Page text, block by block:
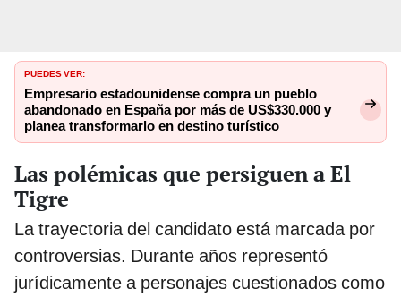
PUEDES VER:
Empresario estadounidense compra un pueblo
abandonado en España por más de US$330.000 y
planea transformarlo en destino turístico
Las polémicas que persiguen a El
Tigre
La trayectoria del candidato está marcada por
controversias. Durante años representó
jurídicamente a personajes cuestionados como